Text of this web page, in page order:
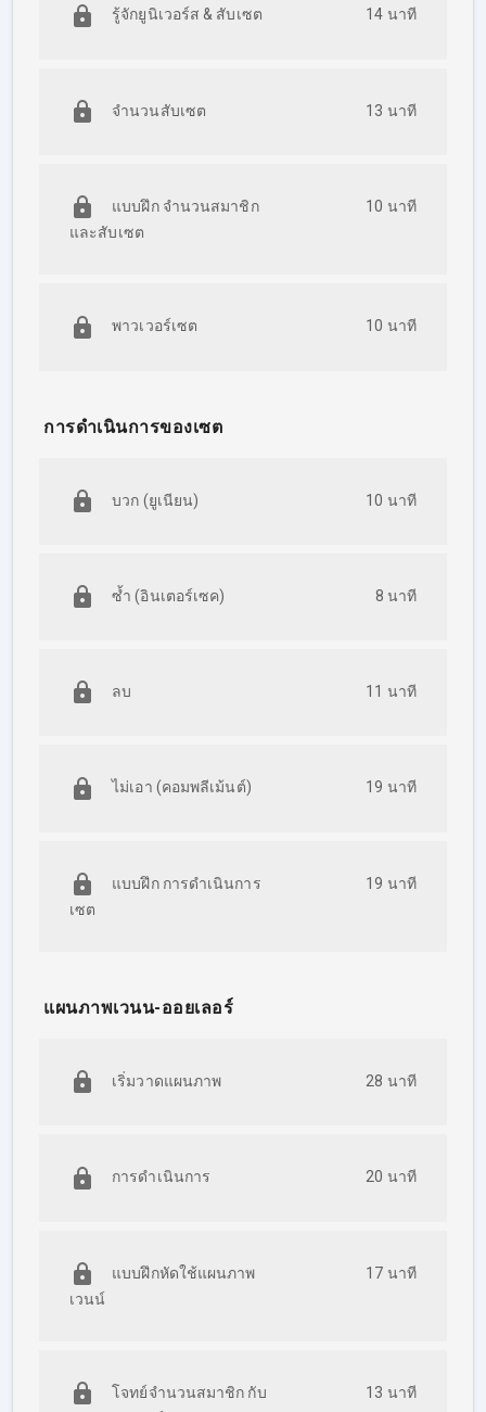
รู้จักยูนิเวอร์ส & สับเซต 14 นาที
จำนวนสับเซต 13 นาที
แบบฝึก จำนวนสมาชิก
และสับเซต
10 นาที
พาวเวอร์เซต 10 นาที
การดำเนินการของเซต
บวก (ยูเนียน) 10 นาที
ซ้ำ (อินเตอร์เซค) 8 นาที
ลบ 11 นาที
ไม่เอา (คอมพลีเม้นต์) 19 นาที
แบบฝึก การดำเนินการ
เซต
19 นาที
แผนภาพเวนน-ออยเลอร์
เริ่มวาดแผนภาพ 28 นาที
การดำเนินการ 20 นาที
แบบฝึกหัดใช้แผนภาพ
เวนน์
17 นาที
โจทย์จำนวนสมาชิก กับ
13 นาที